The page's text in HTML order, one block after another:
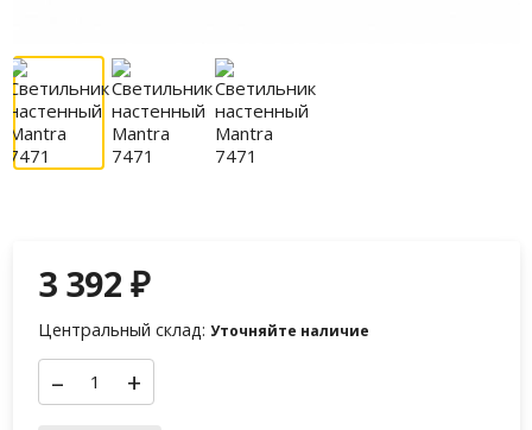
3 392 ₽
Центральный склад: Уточняйте наличие
– +